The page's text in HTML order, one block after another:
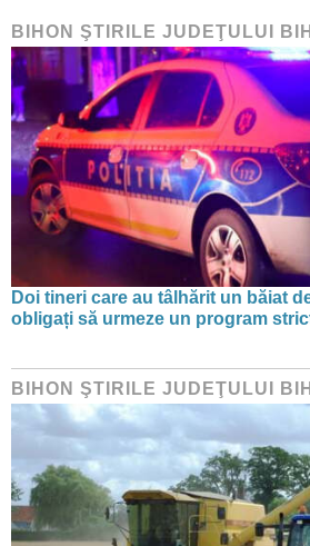
BIHON ŞTIRILE JUDEŢULUI
Doi tineri care au tâlhărit un băiat
obligați să urmeze un program
BIHON ŞTIRILE JUDEŢULUI